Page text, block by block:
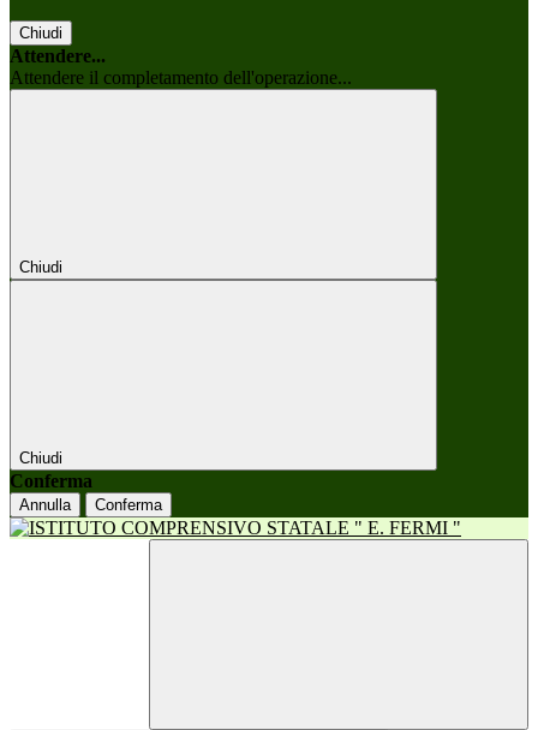
Chiudi
Attendere...
Attendere il completamento dell'operazione...
Chiudi
Chiudi
Conferma
Annulla Conferma